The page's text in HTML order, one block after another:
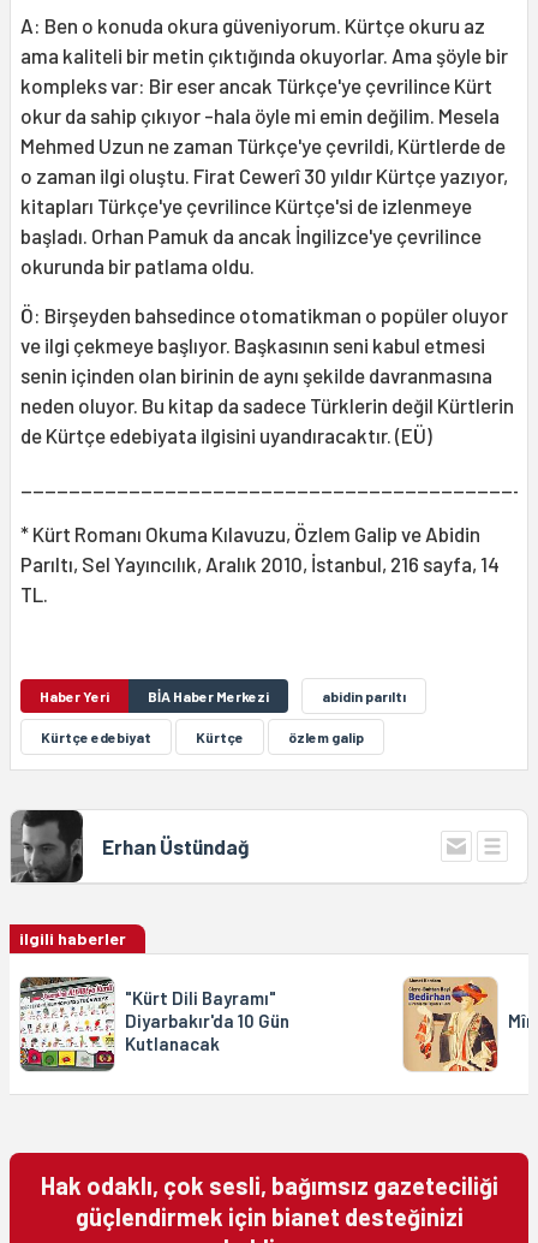
A: Ben o konuda okura güveniyorum. Kürtçe okuru az
ama kaliteli bir metin çıktığında okuyorlar. Ama şöyle bir
kompleks var: Bir eser ancak Türkçe'ye çevrilince Kürt
okur da sahip çıkıyor -hala öyle mi emin değilim. Mesela
Mehmed Uzun ne zaman Türkçe'ye çevrildi, Kürtlerde de
o zaman ilgi oluştu. Firat Cewerî 30 yıldır Kürtçe yazıyor,
kitapları Türkçe'ye çevrilince Kürtçe'si de izlenmeye
başladı. Orhan Pamuk da ancak İngilizce'ye çevrilince
okurunda bir patlama oldu.
Ö: Birşeyden bahsedince otomatikman o popüler oluyor
ve ilgi çekmeye başlıyor. Başkasının seni kabul etmesi
senin içinden olan birinin de aynı şekilde davranmasına
neden oluyor. Bu kitap da sadece Türklerin değil Kürtlerin
de Kürtçe edebiyata ilgisini uyandıracaktır. (EÜ)
* Kürt Romanı Okuma Kılavuzu, Özlem Galip ve Abidin
Parıltı, Sel Yayıncılık, Aralık 2010, İstanbul, 216 sayfa, 14
TL.
Haber Yeri BİA Haber Merkezi abidin parıltı
Kürtçe edebiyat Kürtçe özlem galip
Erhan Üstündağ
ilgili haberler
"Kürt Dili Bayramı"
Diyarbakır'da 10 Gün
Kutlanacak
Mîr
Hak odaklı, çok sesli, bağımsız gazeteciliği
güçlendirmek için bianet desteğinizi